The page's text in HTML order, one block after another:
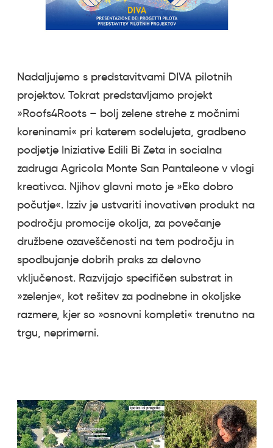
Nadaljujemo s predstavitvami DIVA pilotnih
projektov. Tokrat predstavljamo projekt
»Roofs4Roots – bolj zelene strehe z močnimi
koreninami« pri katerem sodelujeta, gradbeno
podjetje Iniziative Edili Bi Zeta in socialna
zadruga Agricola Monte San Pantaleone v vlogi
kreativca. Njihov glavni moto je »Eko dobro
počutje«. Izziv je ustvariti inovativen produkt na
področju promocije okolja, za povečanje
družbene ozaveščenosti na tem področju in
spodbujanje dobrih praks za delovno
vključenost. Razvijajo specifičen substrat in
»zelenje«, kot rešitev za podnebne in okoljske
razmere, kjer so »osnovni kompleti« trenutno na
trgu, neprimerni.